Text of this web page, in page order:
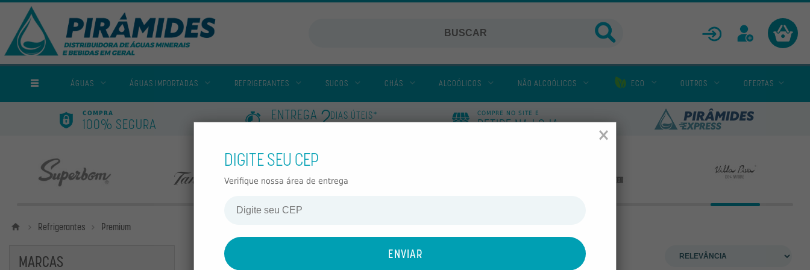
CADASTRAR
TODAS AS CATEGORIAS ÁGUAS ÁGUAS IMPORTADAS REFRIGERANTES SUCOS CHÁS ALCOÓLICOS NÃO ALCOÓLICOS ECO OUTROS OFERTAS
COMPRA
100% SEGURA
ENTREGA 2DIAS ÚTEIS*
VEJA MAIS
COMPRE NO SITE E
RETIRE NA LOJA
Velho Barreiro Yopro
Home Refrigerantes Premium
MARCAS PREMIUM
×
DIGITE SEU CEP
Verifique nossa área de entrega